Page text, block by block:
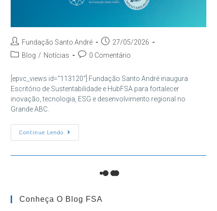
Autor
do
Fundação Santo André
Post
publicado:
27/05/2026
Categoria
post:
Blog / Notícias
Comentários
post:
0 Comentário
[epvc_views id="113120"] Fundação Santo André inaugura
Escritório de Sustentabilidade e HubFSA para fortalecer
inovação, tecnologia, ESG e desenvolvimento regional no
Grande ABC.
Continue Lendo
Fundação
Santo
Sustentabilidade
Tecnologia
Conheça O Blog FSA